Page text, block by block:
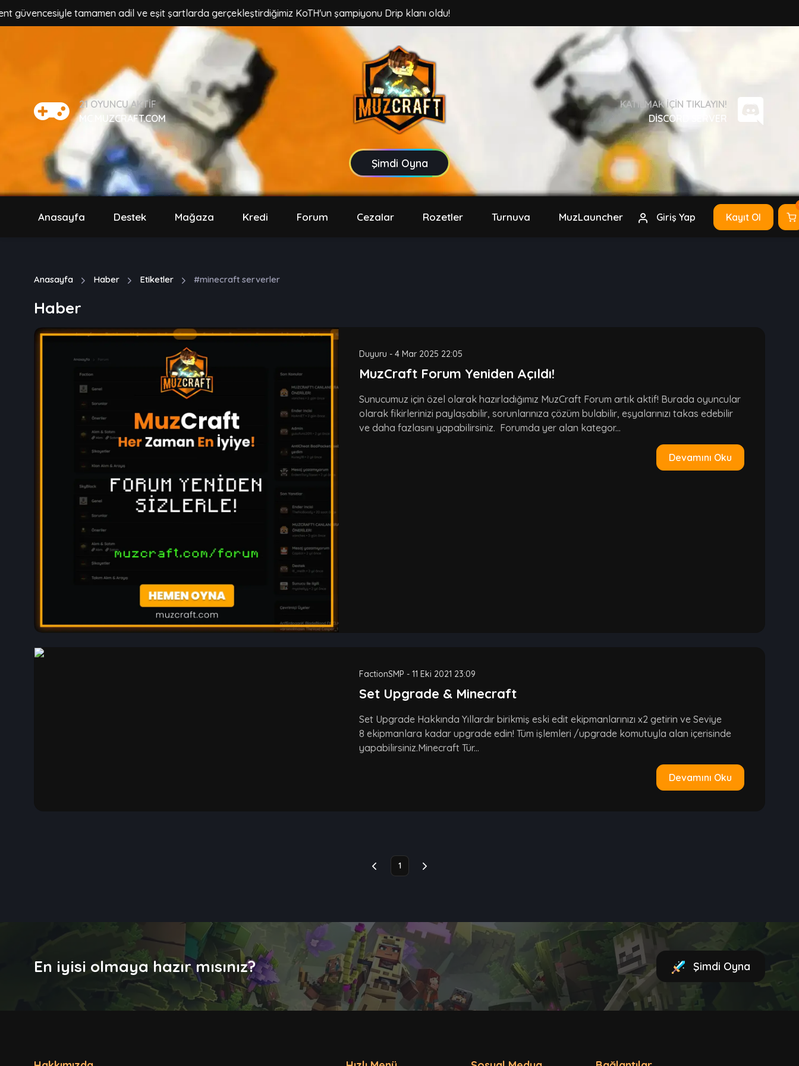
tamamen adil ve eşit şartlarda gerçekleştirdiğimiz KoTH'un şampiyonu Drip klanı oldu!
21 OYUNCU AKTIF
MC.MUZCRAFT.COM
Şimdi Oyna
KATILMAK IÇIN TIKLAYIN!
DISCORD SERVER
Giriş Yap Kayıt Ol
Anasayfa Destek Mağaza Kredi Forum Cezalar Rozetler Turnuva MuzLauncher
Anasayfa Haber Etiketler #minecraft serverler
Haber
Duyuru - 4 Mar 2025 22:05
MuzCraft Forum Yeniden Açıldı!
Sunucumuz için özel olarak hazırladığımız MuzCraft Forum artık aktif! Burada oyuncular
olarak fikirlerinizi paylaşabilir, sorunlarınıza çözüm bulabilir, eşyalarınızı takas edebilir
ve daha fazlasını yapabilirsiniz. Forumda yer alan kategor...
Devamını Oku
FactionSMP - 11 Eki 2021 23:09
Set Upgrade & Minecraft
Set Upgrade Hakkında Yıllardır birikmiş eski edit ekipmanlarınızı x2 getirin ve Seviye
8 ekipmanlara kadar upgrade edin! Tüm işlemleri /upgrade komutuyla alan içerisinde
yapabilirsiniz.Minecraft Tür...
Devamını Oku
1
En iyisi olmaya hazır mısınız? Şimdi Oyna